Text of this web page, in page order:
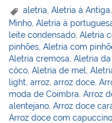
er
e
st
k
e
dI
n
c
e
b
o
o
k
aletria,Aletria à Antiga
Minho ,Aletria à
leite condensado ,Aletria
pinhões ,Aletria com
Aletria cremosa ,Aletria da
côco ,Aletria de mel ,
light ,arroz ,arroz doce ,
moda de Coimbra ,Arroz
alentejano ,Arroz doce
Arroz doce com capuccino